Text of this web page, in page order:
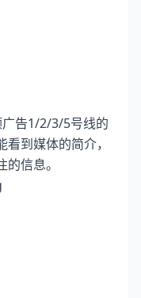
告1/2/3/5号线的
到媒体的简介，
信息。